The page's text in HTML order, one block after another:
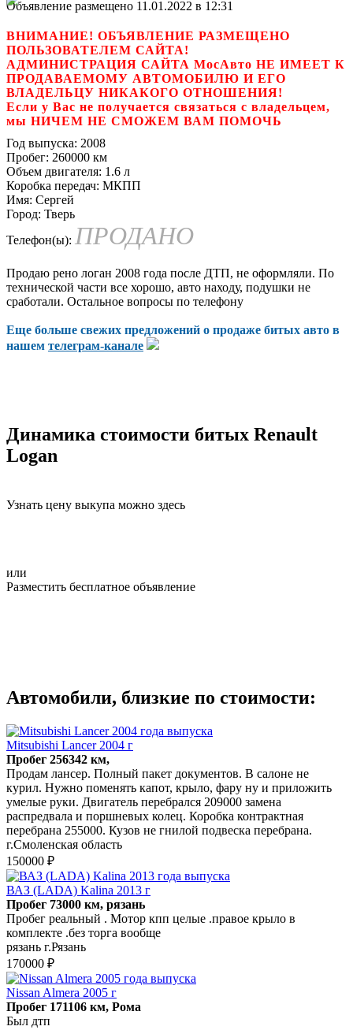
Объявление размещено 11.01.2022 в 12:31
ВНИМАНИЕ! ОБЪЯВЛЕНИЕ РАЗМЕЩЕНО
ПОЛЬЗОВАТЕЛЕМ САЙТА!
АДМИНИСТРАЦИЯ САЙТА МосАвто НЕ ИМЕЕТ К
ПРОДАВАЕМОМУ АВТОМОБИЛЮ И ЕГО
ВЛАДЕЛЬЦУ НИКАКОГО ОТНОШЕНИЯ!
Если у Вас не получается связаться с владельцем,
мы НИЧЕМ НЕ СМОЖЕМ ВАМ ПОМОЧЬ
Год выпуска: 2008
Пробег: 260000 км
Объем двигателя: 1.6 л
Коробка передач: МКПП
Имя: Сергей
Город: Тверь
Телефон(ы): ПРОДАНО
Продаю рено логан 2008 года после ДТП, не оформляли. По
технической части все хорошо, авто находу, подушки не
сработали. Остальное вопросы по телефону
Еще больше свежих предложений о продаже битых авто в
нашем телеграм-канале
Динамика стоимости битых Renault
Logan
Узнать цену выкупа можно здесь
или
Разместить бесплатное объявление
Автомобили, близкие по стоимости:
Mitsubishi Lancer 2004 г
Пробег 256342 км,
Продам лансер. Полный пакет документов. В салоне не
курил. Нужно поменять капот, крыло, фару ну и приложить
умелые руки. Двигатель перебрался 209000 замена
распредвала и поршневых колец. Коробка контрактная
перебрана 255000. Кузов не гнилой подвеска перебрана.
г.Смоленская область
150000 ₽
ВАЗ (LADA) Kalina 2013 г
Пробег 73000 км, рязань
Пробег реальный . Мотор кпп целые .правое крыло в
комплекте .без торга вообще
рязань г.Рязань
170000 ₽
Nissan Almera 2005 г
Пробег 171106 км, Рома
Был дтп